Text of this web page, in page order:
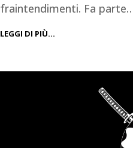
fraintendimenti. Fa
LEGGI DI PIÙ…